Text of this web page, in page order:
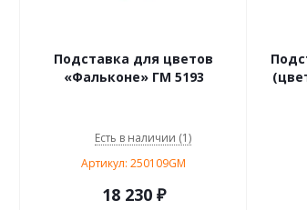
Подставка для цветов
«Фальконе» ГМ 5193
Есть в наличии (1)
Артикул: 250109GM
18 230₽